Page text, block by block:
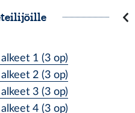
1 (3 op)
2 (3 op)
3 (3 op)
4 (3 op)